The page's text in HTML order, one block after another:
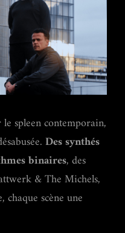
spleen contemporain,
Des synthés
binaires, des
& The Michels,
chaque scène une